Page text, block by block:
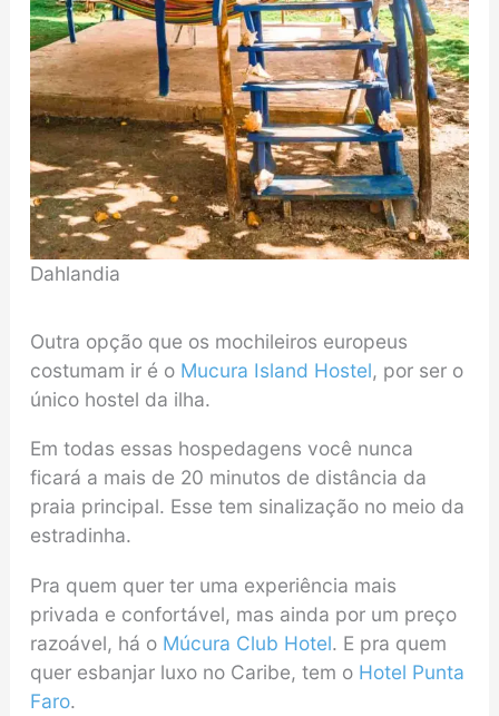
Dahlandia
Outra opção que os mochileiros europeus
costumam ir é o Mucura Island Hostel, por ser o
único hostel da ilha.
Em todas essas hospedagens você nunca
ficará a mais de 20 minutos de distância da
praia principal. Esse tem sinalização no meio da
estradinha.
Pra quem quer ter uma experiência mais
privada e confortável, mas ainda por um preço
razoável, há o Múcura Club Hotel. E pra quem
quer esbanjar luxo no Caribe, tem o Hotel Punta
Faro.